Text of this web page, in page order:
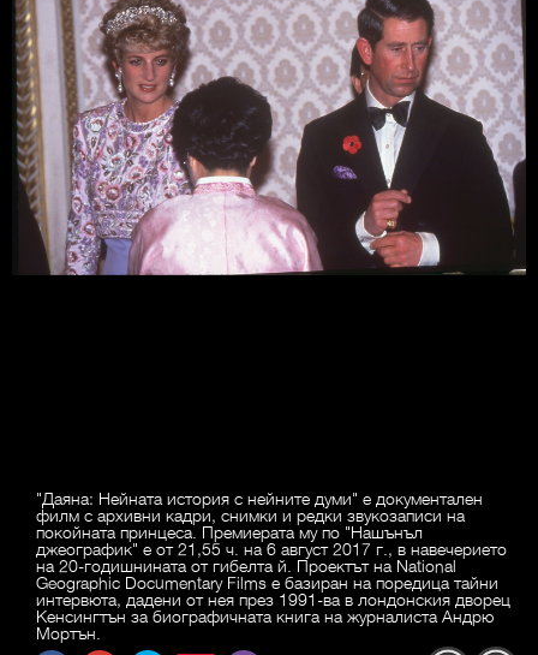
"Даяна: Нейната история с нейните думи" е документален
филм с архивни кадри, снимки и редки звукозаписи на
покойната принцеса. Премиерата му по "Нашънъл
джеографик" е от 21,55 ч. на 6 август 2017 г., в навечерието
на 20-годишнината от гибелта й. Проектът на National
Geographic Documentary Films е базиран на поредица тайни
интервюта, дадени от нея през 1991-ва в лондонския дворец
Кенсингтън за биографичната книга на журналиста Андрю
Мортън.